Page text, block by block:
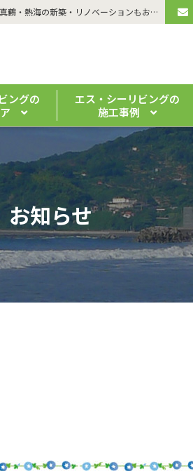
| 7月建築広告を公開しました！ | 湯河原のリフォーム・注文住宅なら「エス・シーリビング」｜ 真鶴・熱海の新築・リノベーションもお任せください
ングの
エス・シーリビングの
施工事例
お知らせ